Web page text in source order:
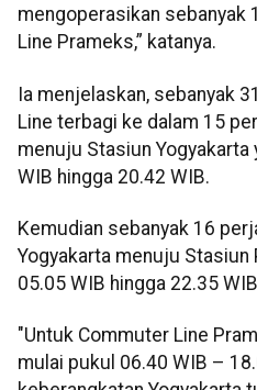
mengoperasikan sebanyak
Line Prameks,” katanya.
Ia menjelaskan, sebanyak
Line terbagi ke dalam 15
menuju Stasiun
WIB hingga 20.42 WIB.
Kemudian sebanyak 16
Yogyakarta menuju Stasiun
05.05 WIB hingga 22.35
"Untuk Commuter Line
mulai pukul 06.40 WIB –